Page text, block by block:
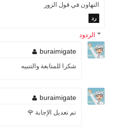
التهاون في قول الزور
رد
الردود
buraimigate
شكرا للمتابعة والتنبيه
buraimigate
تم تعديل الإجابة 🌹